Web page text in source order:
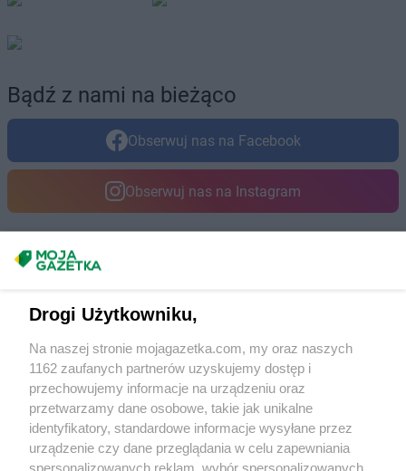
Bądź z nami na bieżąco
Obserwuj nas na Facebook
Obserwuj nas na Instagram
Masz sugestie lub pytania?
Współpraca z nami
Zobacz szczegóły
Retail Radar – analiza rynku
Wasze ulubione produkty
Drogi Użytkowniku,
Na naszej stronie mojagazetka.com, my oraz naszych
1162 zaufanych partnerów uzyskujemy dostęp i
przechowujemy informacje na urządzeniu oraz
przetwarzamy dane osobowe, takie jak unikalne
identyfikatory, standardowe informacje wysyłane przez
urządzenie czy dane przeglądania w celu zapewniania
spersonalizowanych reklam, wybór spersonalizowanych